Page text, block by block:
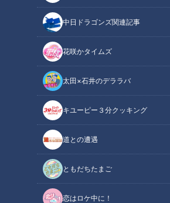
中日ドラゴンズ関連記事
花咲かタイムズ
太田×石井のデララバ
キユーピー３分クッキング
道との遭遇
ともだちたまご
恋はロケ中に！
石川昂弥選手(C)CBCテレビ
この記事の画像（全6枚）